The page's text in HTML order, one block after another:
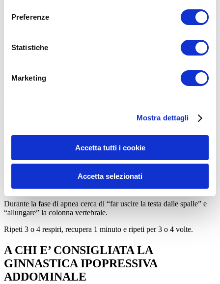
Preferenze
Statistiche
Marketing
Mostra dettagli
Accetta tutti i cookie
Accetta selezionati
Posizionati in appoggio sulle mani e sulle ginocchia
puoi
Mantieni l’apnea dai 5 ai 10 secondi
Ripeti
questo esercizio non è molto faticoso a livello muscolare ma lo
è molto a livello neuronale.
Durante la fase di apnea cerca di “far uscire la testa dalle spalle” e
“allungare” la colonna vertebrale.
Ripeti 3 o 4 respiri, recupera 1 minuto e ripeti per 3 o 4 volte.
A CHI E’ CONSIGLIATA LA
GINNASTICA IPOPRESSIVA
ADDOMINALE